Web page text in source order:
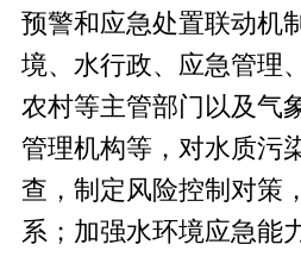
预警和应急处置联动机
境、水行政、应急管理
农村等主管部门以及气
管理机构等，对水质污
查，制定风险控制对策
系；加强水环境应急能